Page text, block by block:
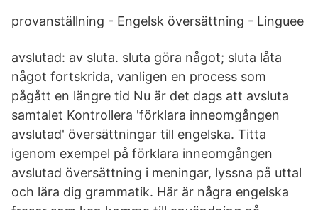
provanställning - Engelsk översättning - Linguee
avslutad: av sluta. sluta göra något; sluta låta
något fortskrida, vanligen en process som
pågått en längre tid Nu är det dags att avsluta
samtalet Kontrollera 'förklara inneomgången
avslutad' översättningar till engelska. Titta
igenom exempel på förklara inneomgången
avslutad översättning i meningar, lyssna på uttal
och lära dig grammatik. Här är några engelska